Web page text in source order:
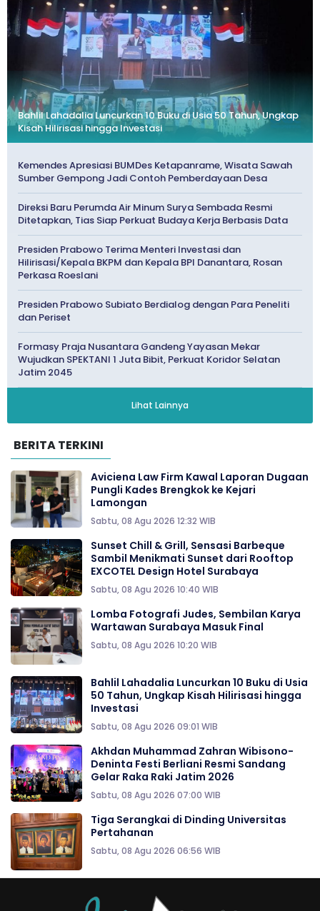
Bahlil Lahadalia Luncurkan 10 Buku di Usia 50 Tahun, Ungkap
Kisah Hilirisasi hingga Investasi
Kemendes Apresiasi BUMDes Ketapanrame, Wisata Sawah
Sumber Gempong Jadi Contoh Pemberdayaan Desa
Direksi Baru Perumda Air Minum Surya Sembada Resmi
Ditetapkan, Tias Siap Perkuat Budaya Kerja Berbasis Data
Presiden Prabowo Terima Menteri Investasi dan
Hilirisasi/Kepala BKPM dan Kepala BPI Danantara, Rosan
Perkasa Roeslani
Presiden Prabowo Subiato Berdialog dengan Para Peneliti
dan Periset
Formasy Praja Nusantara Gandeng Yayasan Mekar
Wujudkan SPEKTANI 1 Juta Bibit, Perkuat Koridor Selatan
Jatim 2045
Lihat Lainnya
BERITA TERKINI
Aviciena Law Firm Kawal Laporan Dugaan
Pungli Kades Brengkok ke Kejari
Lamongan
Sabtu, 08 Agu 2026 12:32 WIB
Sunset Chill & Grill, Sensasi Barbeque
Sambil Menikmati Sunset dari Rooftop
EXCOTEL Design Hotel Surabaya
Sabtu, 08 Agu 2026 10:40 WIB
Lomba Fotografi Judes, Sembilan Karya
Wartawan Surabaya Masuk Final
Sabtu, 08 Agu 2026 10:20 WIB
Bahlil Lahadalia Luncurkan 10 Buku di Usia
50 Tahun, Ungkap Kisah Hilirisasi hingga
Investasi
Sabtu, 08 Agu 2026 09:01 WIB
Akhdan Muhammad Zahran Wibisono-
Deninta Festi Berliani Resmi Sandang
Gelar Raka Raki Jatim 2026
Sabtu, 08 Agu 2026 07:00 WIB
Tiga Serangkai di Dinding Universitas
Pertahanan
Sabtu, 08 Agu 2026 06:56 WIB